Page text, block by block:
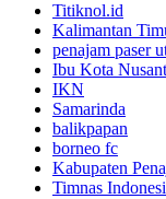
Titiknol.id
Kalimantan
penajam paser
Ibu Kota
IKN
Samarinda
balikpapan
borneo fc
Kabupaten
Timnas